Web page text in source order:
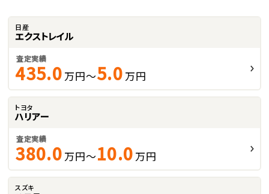
日産
エクストレイル
査定実績
435.0 万円～5.0 万円
トヨタ
ハリアー
査定実績
380.0 万円～10.0 万円
スズキ